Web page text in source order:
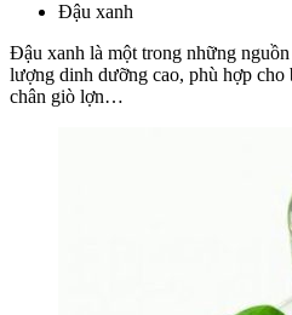
Đậu xanh
Đậu xanh là một trong những
lượng dinh dưỡng cao, phù hợp cho
chân giò lợn…